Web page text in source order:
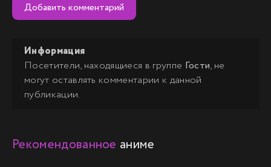
Добавить комментарий
Информация
Посетители, находящиеся в группе Гости, не
могут оставлять комментарии к данной
публикации.
Рекомендованное аниме